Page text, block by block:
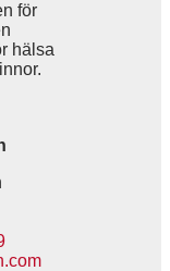
för
hälsa